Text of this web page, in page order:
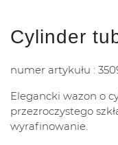
Cylinder
numer artykułu :
Elegancki wazon o
przezroczystego
wyrafinowanie.